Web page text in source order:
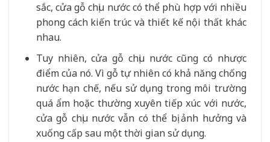
sắc, cửa gỗ chịu nước có thể phù hợp với nhiều
phong cách kiến trúc và thiết kế nội thất khác
nhau.
Tuy nhiên, cửa gỗ chịu nước cũng có nhược
điểm của nó. Vì gỗ tự nhiên có khả năng chống
nước hạn chế, nếu sử dụng trong môi trường
quá ẩm hoặc thường xuyên tiếp xúc với nước,
cửa gỗ chịu nước vẫn có thể bị ảnh hưởng và
xuống cấp sau một thời gian sử dụng.